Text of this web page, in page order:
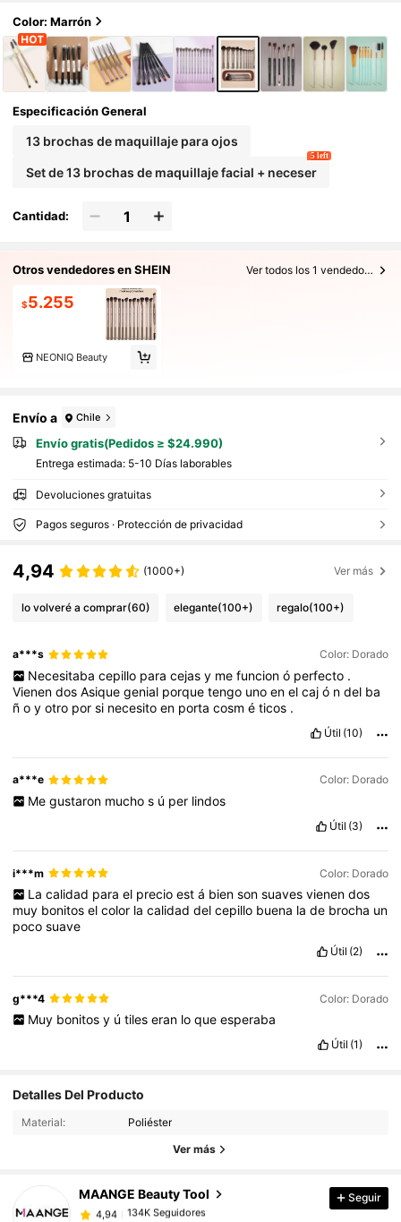
or, brocha para contorno, brocha para somb
ra de ojos, brocha para cejas, brocha para de
lineador y otros usos diversos, viene con bol
sa de maquillaje, conveniente de transporta
r, adecuado como juego de brochas de maqu
illaje esencial para viajes, también es un gra
n regalo para mujeres y niñas
Color: Marrón
Especificación General
13 brochas de maquillaje para ojos
Set de 13 brochas de maquillaje facial + neceser
5 left
Cantidad:
Otros vendedores en SHEIN Ver todos los 1 vendedores
$5.255
NEONIQ Beauty
Envío a Chile
Envío gratis(Pedidos ≥ $24.990)
Entrega estimada: 5-10 Días laborables
Devoluciones gratuitas
Pagos seguros · Protección de privacidad
4,94 (1000+) Ver más
lo volveré a comprar(60) elegante(100+) regalo(100+)
a***s Color: Dorado
Necesitaba cepillo para cejas y me funcion ó perfecto .
VienendosAsiquegenial porquetengo unoenelcajó ndel ba
ñoyotro porsi necesitoen portacosméticos .
Útil (10)
a***e Color: Dorado
Me gustaron mucho s ú per lindos
Útil (3)
i***m Color: Dorado
La calidad para el precio est á bien son suaves vienen dos
muy bonitoselcolor lacalidaddelcepillo buena lade brocha un
pocosuave
Útil (2)
g***4 Color: Dorado
Muy bonitos y ú tiles eran lo que esperaba
Útil (1)
Detalles Del Producto
Material: Poliéster
Ver más
MAANGE Beauty Tool
4,94 134K Seguidores
134K Seguidores
4,94
134K Seguidores
l***o pagó Hace 1 día
Seguir